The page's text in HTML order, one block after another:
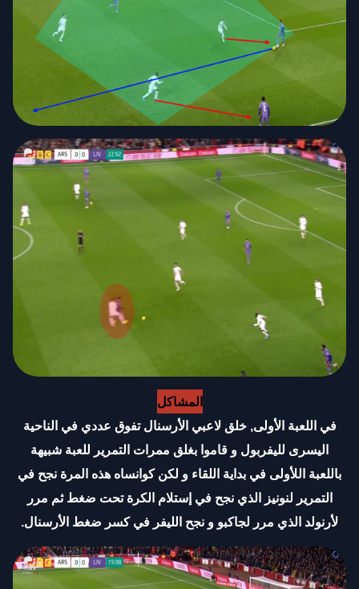
المشاكل
في اللعبة الأولى, خلق لاعبي الأرسنال تفوق عددي في الناحية
اليسرى لليفربول و قاموا بغلق ممرات التمرير للعبة شبيهة
باللعبة اللأولى في بداية اللقاء و لكن كوانساه هذه المرة نجح في
التمرير لنونيز الذي نجح في إستلام الكرة تحت ضغط ثم مرر
لأرنولد الذي مرر لجاكبو و نجح الليفر في كسر ضغط الأرسنال.